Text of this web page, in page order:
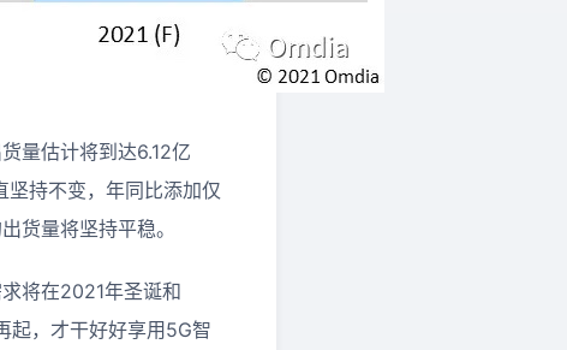
量估计将到达6.12亿
坚持不变，年同比添加仅
货量将坚持平稳。
将在2021年圣诞和
起，才干好好享用5G智